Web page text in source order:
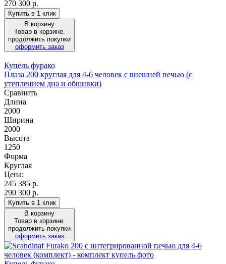
270 300 р.
Купить в 1 клик
В корзину
Товар в корзине.
продолжить покупки
оформить заказ
Купель фурако
Плаза 200 круглая для 4-6 человек с внешней печью (с
утеплением дна и обшивки)
Сравнить
Длина
2000
Ширина
2000
Высота
1250
Форма
Круглая
Цена:
245 385 р.
290 300 р.
Купить в 1 клик
В корзину
Товар в корзине.
продолжить покупки
оформить заказ